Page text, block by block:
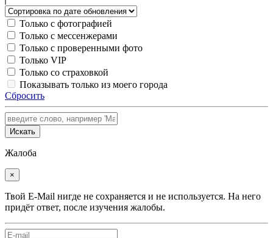
Только с фотографией
Только с мессенжерами
Только с проверенными фото
Только VIP
Только со страховкой
Показывать только из моего города
Сбросить
Искать
Жалоба
×
Твой E-Mail нигде не сохраняется и не используется. На него
придёт ответ, после изучения жалобы.